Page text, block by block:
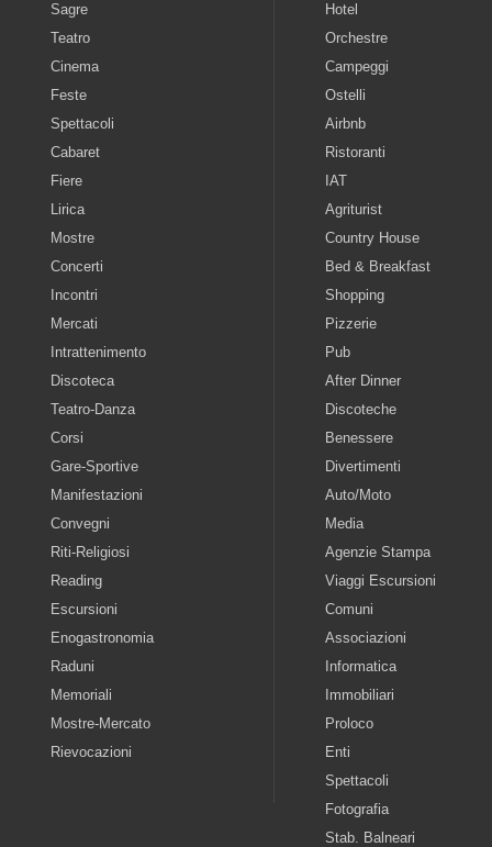
Sagre
Teatro
Cinema
Feste
Spettacoli
Cabaret
Fiere
Lirica
Mostre
Concerti
Incontri
Mercati
Intrattenimento
Discoteca
Teatro-Danza
Corsi
Gare-Sportive
Manifestazioni
Convegni
Riti-Religiosi
Reading
Escursioni
Enogastronomia
Raduni
Memoriali
Mostre-Mercato
Rievocazioni
Hotel
Orchestre
Campeggi
Ostelli
Airbnb
Ristoranti
IAT
Agriturist
Country House
Bed & Breakfast
Shopping
Pizzerie
Pub
After Dinner
Discoteche
Benessere
Divertimenti
Auto/Moto
Media
Agenzie Stampa
Viaggi Escursioni
Comuni
Associazioni
Informatica
Immobiliari
Proloco
Enti
Spettacoli
Fotografia
Stab. Balneari